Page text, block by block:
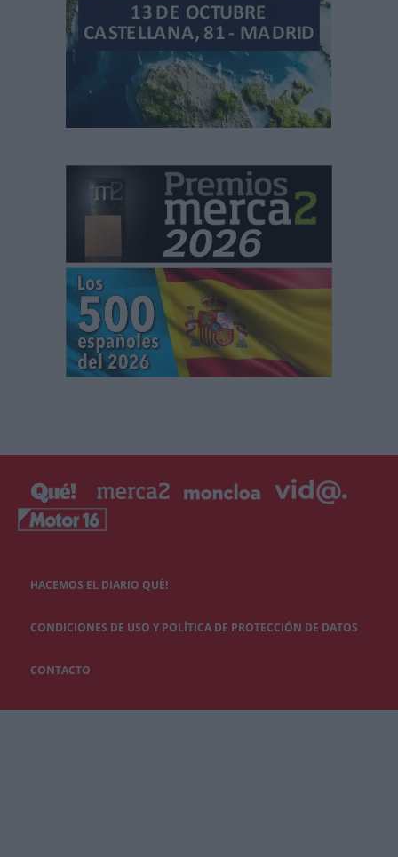
HACEMOS EL DIARIO QUÉ!
CONDICIONES DE USO Y POLÍTICA DE PROTECCIÓN DE DATOS
CONTACTO